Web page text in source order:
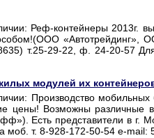
Реф-контейнеры 2013г.
«Автотрейдинг»,
т.25-29-22, ф. 24-20-57
модулей их
Производство
цены! Возможны
Есть представители в г.
т. 8-928-172-50-54 e-mail: